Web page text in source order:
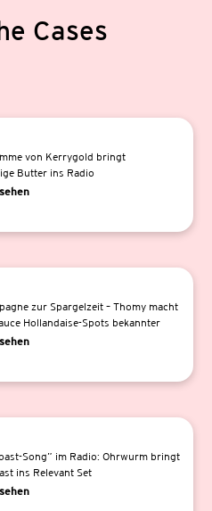
Cases
von Kerrygold bringt
Butter ins Radio
zur Spargelzeit – Thomy macht
Hollandaise-Spots bekannter
Song” im Radio: Ohrwurm bringt
ins Relevant Set